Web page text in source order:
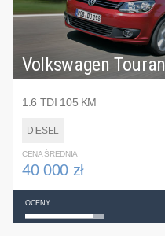
Volkswagen Touran
1.6 TDI 105 KM
DIESEL
CENA ŚREDNIA
40 000 zł
OCENY